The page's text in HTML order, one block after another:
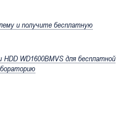
и получите бесплатную
WD1600BMVS для бесплатной